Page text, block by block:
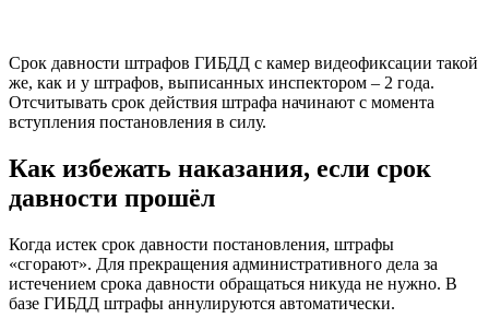
Срок давности штрафов ГИБДД с камер видеофиксации такой
же, как и у штрафов, выписанных инспектором – 2 года.
Отсчитывать срок действия штрафа начинают с момента
вступления постановления в силу.
Как избежать наказания, если срок
давности прошёл
Когда истек срок давности постановления, штрафы
«сгорают». Для прекращения административного дела за
истечением срока давности обращаться никуда не нужно. В
базе ГИБДД штрафы аннулируются автоматически.